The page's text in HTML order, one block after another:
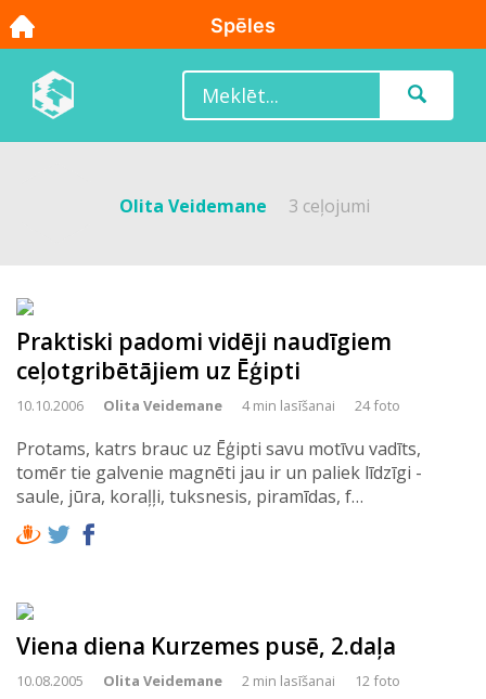
Olita Veidemane 3 ceļojumi
Praktiski padomi vidēji naudīgiem
ceļotgribētājiem uz Ēģipti
10.10.2006 Olita Veidemane 4 min lasīšanai 24 foto
Protams, katrs brauc uz Ēģipti savu motīvu vadīts,
tomēr tie galvenie magnēti jau ir un paliek līdzīgi -
saule, jūra, koraļļi, tuksnesis, piramīdas, f…
Viena diena Kurzemes pusē, 2.daļa
10.08.2005 Olita Veidemane 2 min lasīšanai 12 foto